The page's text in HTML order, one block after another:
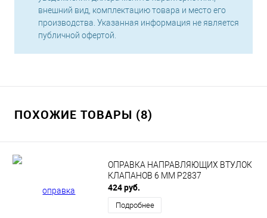
внешний вид, комплектацию товара и место его
производства. Указанная информация не является
публичной офертой.
ПОХОЖИЕ ТОВАРЫ (8)
ОПРАВКА НАПРАВЛЯЮЩИХ ВТУЛОК
КЛАПАНОВ 6 ММ Р2837
424 руб.
Подробнее